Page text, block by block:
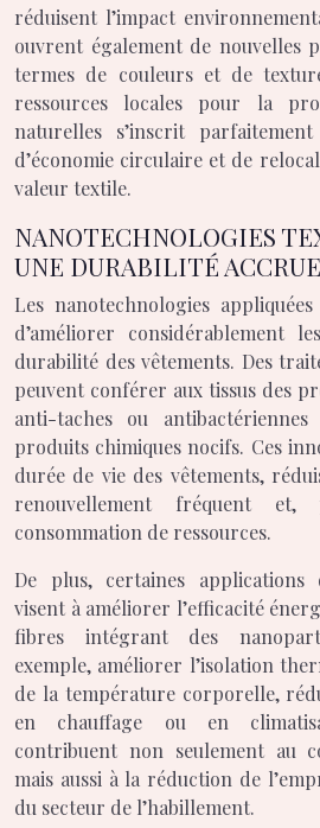
réduisent l’impact
ouvrent également de nouvelles
termes de couleurs et de
ressources locales pour la
naturelles s’inscrit
d’économie circulaire et de
valeur textile.
NANOTECHNOLOGIES
UNE DURABILITÉ ACCRUE
Les nanotechnologies
d’améliorer considérablement
durabilité des vêtements. Des
peuvent conférer aux tissus des
anti-taches ou
produits chimiques nocifs. Ces
durée de vie des vêtements,
renouvellement fréquent et,
consommation de ressources.
De plus, certaines applications
visent à améliorer l’efficacité
fibres intégrant des
exemple, améliorer l’isolation
de la température corporelle,
en chauffage ou en
contribuent non seulement au
mais aussi à la réduction de
du secteur de l’habillement.